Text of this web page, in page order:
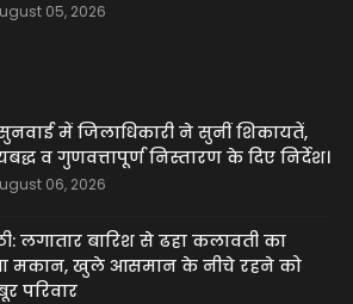
05, 2026
में जिलाधिकारी ने सुनीं शिकायतें,
व गुणवत्तापूर्ण निस्तारण के दिए निर्देश।
06, 2026
लगातार बारिश से ढहा कलावती का
मकान, खुले आसमान के नीचे रहने को
परिवार